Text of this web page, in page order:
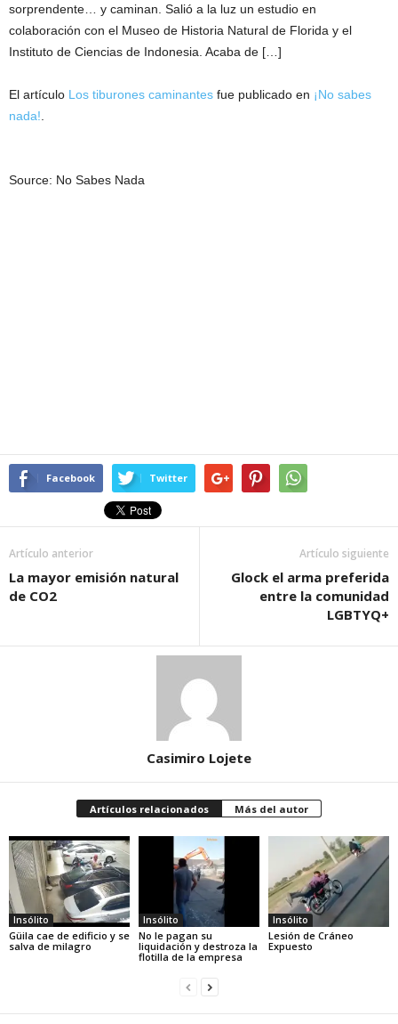
sorprendente… y caminan. Salió a la luz un estudio en
colaboración con el Museo de Historia Natural de Florida y el
Instituto de Ciencias de Indonesia. Acaba de […]
El artículo Los tiburones caminantes fue publicado en ¡No sabes
nada!
Source: No Sabes Nada
Facebook Twitter
Artículo anterior
La mayor emisión natural
de CO2
Artículo siguiente
Glock el arma preferida
entre la comunidad
LGBTYQ+
Casimiro Lojete
Artículos relacionados Más del autor
Insólito
Güila cae de edificio y se
salva de milagro
Insólito
No le pagan su
liquidación y destroza la
flotilla de la empresa
Insólito
Lesión de Cráneo
Expuesto